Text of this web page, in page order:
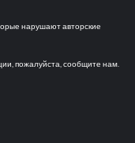
нарушают авторские
пожалуйста, сообщите нам.